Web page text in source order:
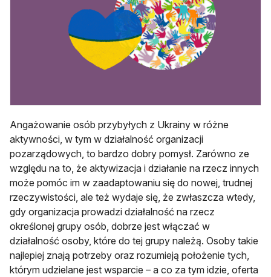
Angażowanie osób przybyłych z Ukrainy w różne
aktywności, w tym w działalność organizacji
pozarządowych, to bardzo dobry pomysł. Zarówno ze
względu na to, że aktywizacja i działanie na rzecz innych
może pomóc im w zaadaptowaniu się do nowej, trudnej
rzeczywistości, ale też wydaje się, że zwłaszcza wtedy,
gdy organizacja prowadzi działalność na rzecz
określonej grupy osób, dobrze jest włączać w
działalność osoby, które do tej grupy należą. Osoby takie
najlepiej znają potrzeby oraz rozumieją położenie tych,
którym udzielane jest wsparcie – a co za tym idzie, oferta